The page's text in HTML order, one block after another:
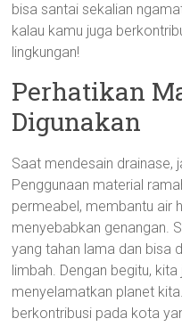
bisa santai sekalian
kalau kamu juga
lingkungan!
Perhatikan
Digunakan
Saat mendesain drainase,
Penggunaan material
permeabel, membantu air
menyebabkan genangan.
yang tahan lama dan bisa
limbah. Dengan begitu,
menyelamatkan planet
berkontribusi pada kota